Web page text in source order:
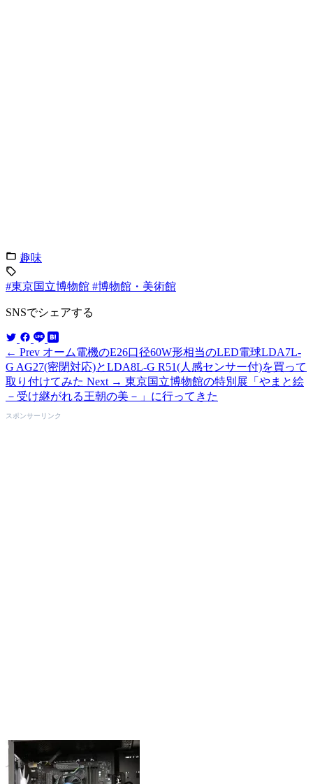
趣味
#東京国立博物館 #博物館・美術館
SNSでシェアする
← Prev オーム電機のE26口径60W形相当のLED電球LDA7L-
G AG27(密閉対応)とLDA8L-G R51(人感センサー付)を買って
取り付けてみた Next → 東京国立博物館の特別展「やまと絵
－受け継がれる王朝の美－」に行ってきた
スポンサーリンク